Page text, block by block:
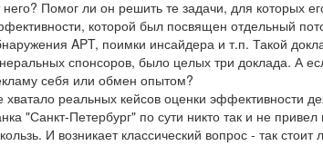
него? Помог ли он решить те задачи, для которых
которой был посвящен отдельный
APT, поимки инсайдера и т.п. Такой
спонсоров, было целых три доклада. А
себя или обмен опытом?
хватало реальных кейсов оценки эффективности
"Санкт-Петербург" по сути никто так и не
И возникает классический вопрос - так